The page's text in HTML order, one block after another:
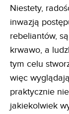
Niestety,
inwazją
rebeliantów,
krwawo, a
tym celu
więc
praktycznie
jakiekolwiek